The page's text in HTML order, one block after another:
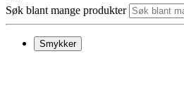
Søk blant mange produkter
Smykker